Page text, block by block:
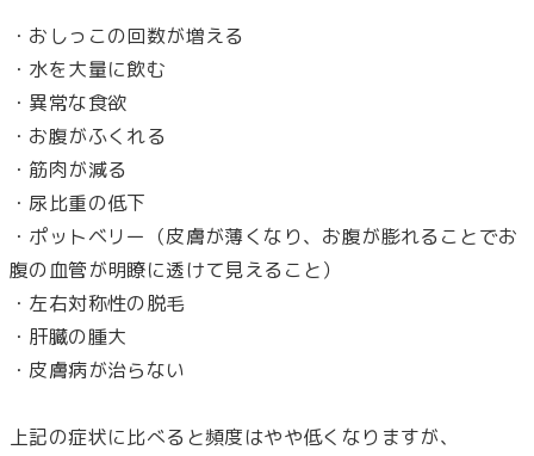
・おしっこの回数が増える
・水を大量に飲む
・異常な食欲
・お腹がふくれる
・筋肉が減る
・尿比重の低下
・ポットベリー（皮膚が薄くなり、お腹が膨れることでお
腹の血管が明瞭に透けて見えること）
・左右対称性の脱毛
・肝臓の腫大
・皮膚病が治らない
上記の症状に比べると頻度はやや低くなりますが、